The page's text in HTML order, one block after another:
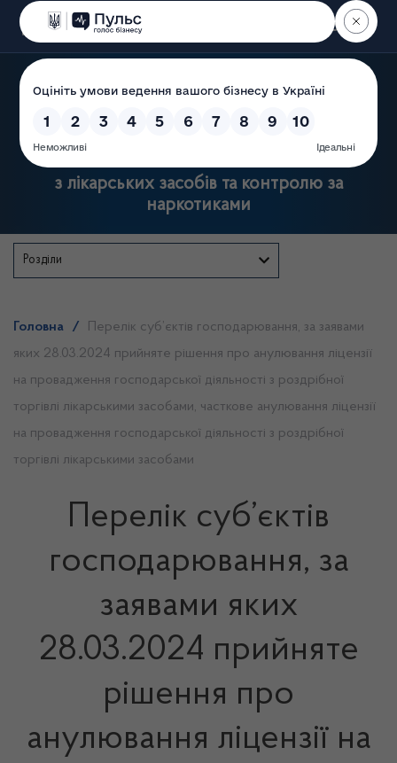
Пошук
Державна служба України
з лікарських засобів та контролю за
наркотиками
Розділи
Головна /
Перелік суб’єктів господарювання, за заявами
яких 28.03.2024 прийняте рішення про анулювання ліцензії
на провадження господарської діяльності з роздрібної
торгівлі лікарськими засобами, часткове анулювання ліцензії
на провадження господарської діяльності з роздрібної
торгівлі лікарськими засобами
Перелік суб’єктів
господарювання, за
заявами яких
28.03.2024 прийняте
рішення про
анулювання ліцензії на